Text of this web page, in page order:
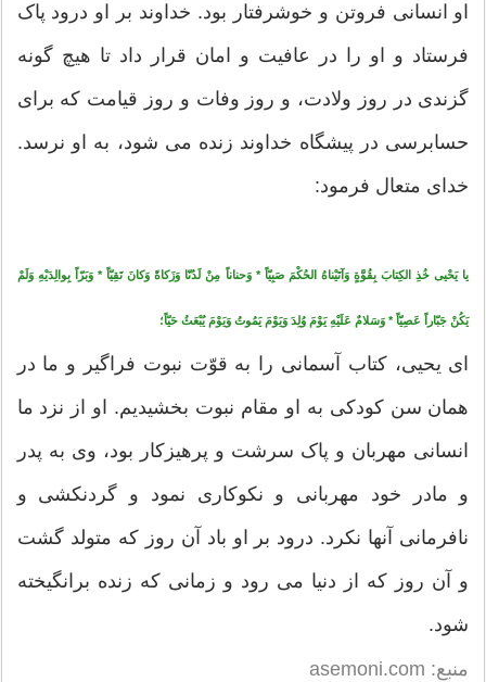
او انسانى فروتن و خوش‏رفتار بود. خداوند بر او درود پاک
فرستاد و او را در عافیت و امان قرار داد تا هیچ گونه
گزندى در روز ولادت، و روز وفات و روز قیامت که براى
حسابرسى در پیشگاه خداوند زنده مى‏ شود، به او نرسد.
خداى متعال فرمود:
یا یَحْیى‏ خُذِ الکِتابَ بِقُوَّةٍ وَآتَیْناهُ الحُکْمَ صَبِیّاً * وَحناناً مِنْ لَدُنّا وَزَکاةً وَکانَ تَقِیّاً * وَبَرّاً بِوالِدَیْهِ وَلَمْ
یَکُنْ جَبّاراً عَصِیّاً * وَسَلامٌ عَلَیْهِ یَوْمَ وُلِدَ وَیَوْمَ یَمُوتُ وَیَوْمَ یُبْعَثُ حَیّاً؛
اى یحیى، کتاب آسمانى را به قوّت نبوت فراگیر و ما در
همان سن کودکى به او مقام نبوت بخشیدیم. او از نزد ما
انسانى مهربان و پاک سرشت و پرهیزکار بود، وى به پدر
و مادر خود مهربانى و نکوکارى نمود و گردنکشى و
نافرمانى آنها نکرد. درود بر او باد آن روز که متولد گشت
و آن روز که از دنیا مى‏ رود و زمانى که زنده برانگیخته
شود.
منبع: asemoni.com